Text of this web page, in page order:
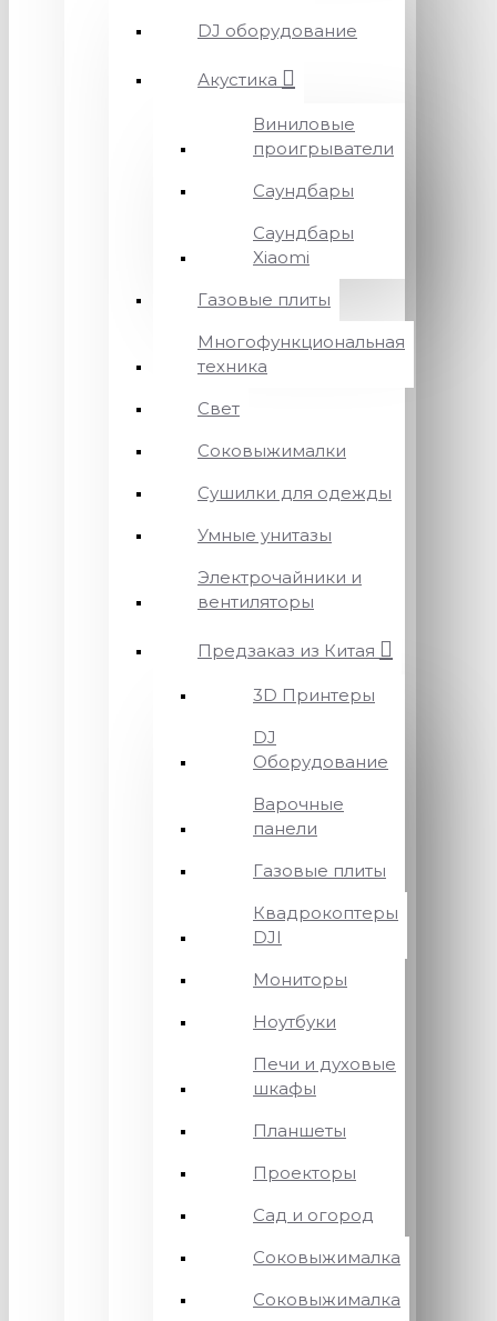
DJ оборудование
Акустика
Виниловые
проигрыватели
Саундбары
Саундбары
Xiaomi
Газовые плиты
Многофункциональная
техника
Свет
Соковыжималки
Сушилки для одежды
Умные унитазы
Электрочайники и
вентиляторы
Предзаказ из Китая
3D Принтеры
DJ
Оборудование
Варочные
панели
Газовые плиты
Квадрокоптеры
DJI
Мониторы
Ноутбуки
Печи и духовые
шкафы
Планшеты
Проекторы
Сад и огород
Соковыжималка
Соковыжималка